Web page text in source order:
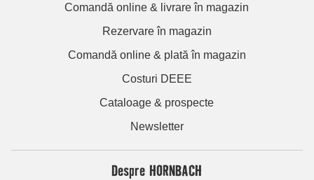
Comandă online & livrare în magazin
Rezervare în magazin
Comandă online & plată în magazin
Costuri DEEE
Cataloage & prospecte
Newsletter
Despre HORNBACH